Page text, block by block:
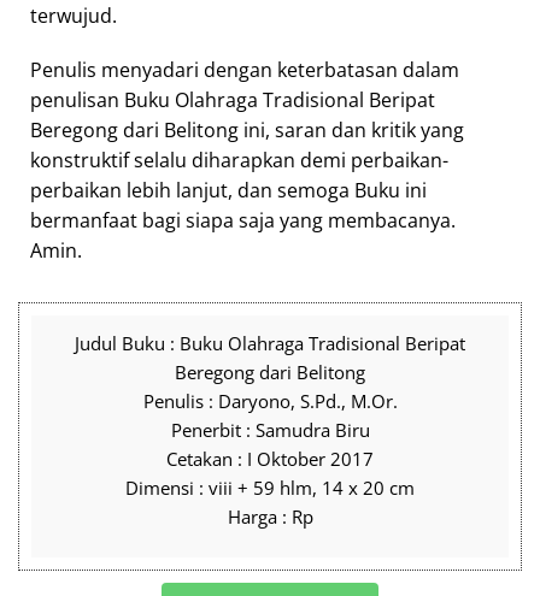
terwujud.
Penulis menyadari dengan keterbatasan dalam
penulisan Buku Olahraga Tradisional Beripat
Beregong dari Belitong ini, saran dan kritik yang
konstruktif selalu diharapkan demi perbaikan-
perbaikan lebih lanjut, dan semoga Buku ini
bermanfaat bagi siapa saja yang membacanya.
Amin.
Judul Buku : Buku Olahraga Tradisional Beripat
Beregong dari Belitong
Penulis : Daryono, S.Pd., M.Or.
Penerbit : Samudra Biru
Cetakan : I Oktober 2017
Dimensi : viii + 59 hlm, 14 x 20 cm
Harga : Rp